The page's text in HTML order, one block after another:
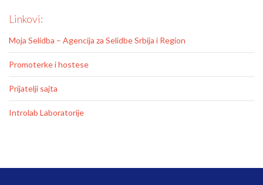
Linkovi:
Moja Selidba – Agencija za Selidbe Srbija i Region
Promoterke i hostese
Prijatelji sajta
Introlab Laboratorije